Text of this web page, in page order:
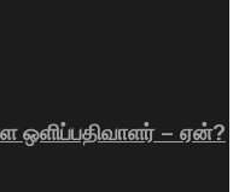
ஒளிப்பதிவாளர் – ஏன்?